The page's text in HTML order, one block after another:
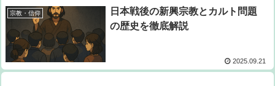
宗教・信仰
日本戦後の新興宗教とカルト問題
の歴史を徹底解説
2025.09.21